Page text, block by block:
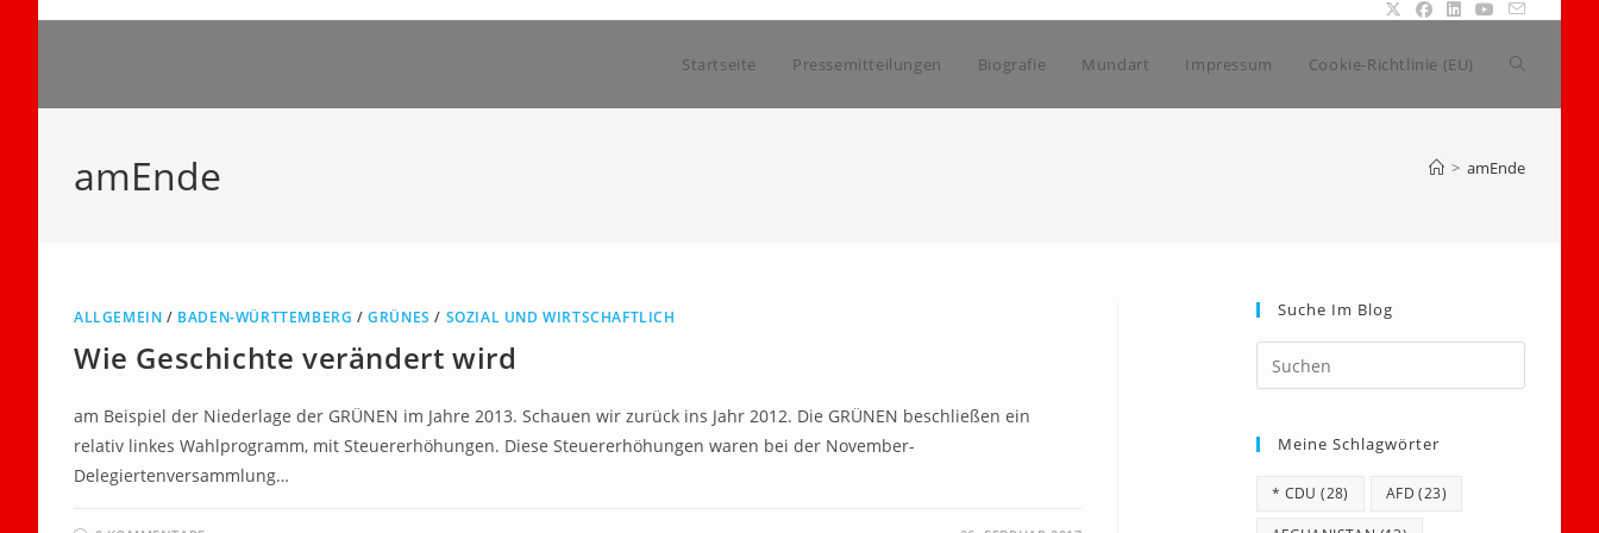
Startseite Pressemitteilungen Biografie Mundart Impressum Cookie-Richtlinie (EU) Website-
amEnde > amEnde
ALLGEMEIN / BADEN-WÜRTTEMBERG /GRÜNES / SOZIAL UND WIRTSCHAFTLICH
Wie Geschichte verändert wird
am Beispiel der Niederlage der GRÜNEN im Jahre 2013. Schauen wir zurück ins Jahr 2012. Die GRÜNEN beschließen ein
relativ linkes Wahlprogramm, mit Steuererhöhungen. Diese Steuererhöhungen waren bei der November-
Delegiertenversammlung…
Suche Im Blog
Escape
Meine Schlagwörter
* CDU (28) AFD (23)